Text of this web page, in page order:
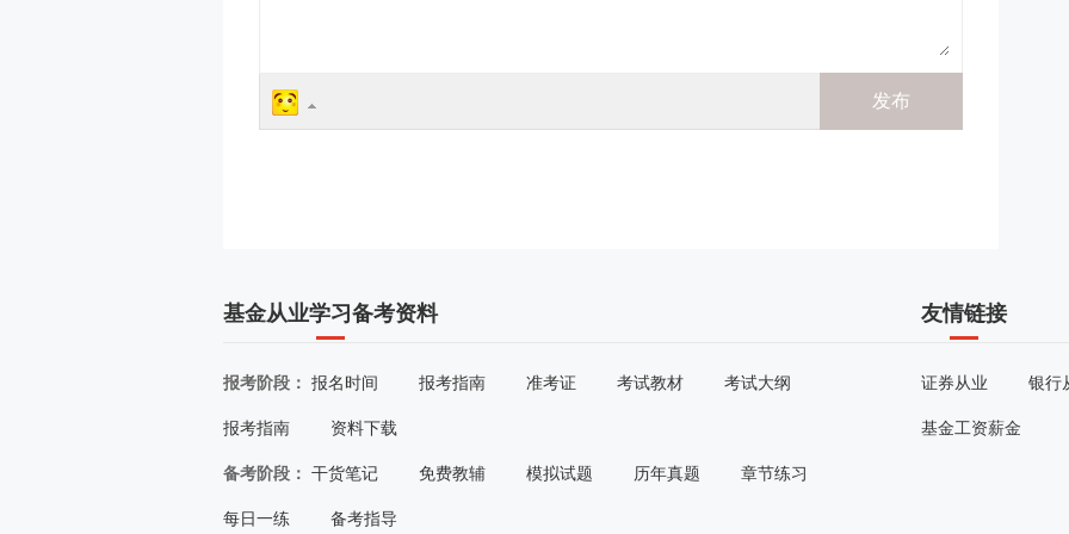
基金从业学习备考资料
报考阶段： 报名时间 报考指南 准考证 考试教材 考试大纲
报考指南 资料下载
备考阶段： 干货笔记 免费教辅 模拟试题 历年真题 章节练习
每日一练 备考指导
友情链接
证券从业 银行
基金工资薪金